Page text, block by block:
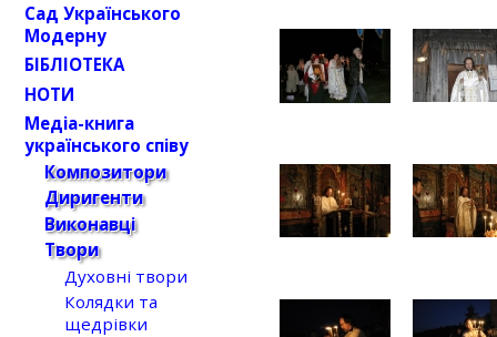
Сад Українського
Модерну
БІБЛІОТЕКА
НОТИ
Медіа-книга
українського співу
Композитори
Диригенти
Виконавці
Твори
Духовні твори
Колядки та
щедрівки